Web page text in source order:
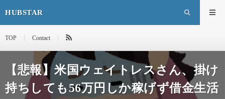
HUBSTAR
TOP Contact
【悲報】米国ウェイトレスさん、掛け
持ちしても56万円しか稼げず借金生活